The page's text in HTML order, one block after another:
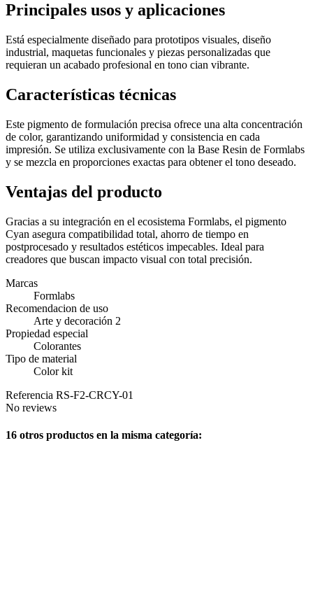
Principales usos y aplicaciones
Está especialmente diseñado para prototipos visuales, diseño
industrial, maquetas funcionales y piezas personalizadas que
requieran un acabado profesional en tono cian vibrante.
Características técnicas
Este pigmento de formulación precisa ofrece una alta concentración
de color, garantizando uniformidad y consistencia en cada
impresión. Se utiliza exclusivamente con la Base Resin de Formlabs
y se mezcla en proporciones exactas para obtener el tono deseado.
Ventajas del producto
Gracias a su integración en el ecosistema Formlabs, el pigmento
Cyan asegura compatibilidad total, ahorro de tiempo en
postprocesado y resultados estéticos impecables. Ideal para
creadores que buscan impacto visual con total precisión.
Marcas
Formlabs
Recomendacion de uso
Arte y decoración 2
Propiedad especial
Colorantes
Tipo de material
Color kit
Referencia RS-F2-CRCY-01
No reviews
16 otros productos en la misma categoría: